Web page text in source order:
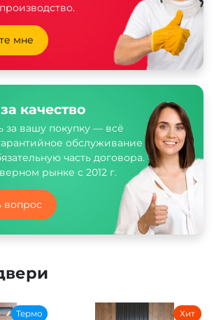
мне
качество
за вашу покупку — всё
обслуживание
часть договора.
рынке с 2012 г.
вопрос
Термо
Хит